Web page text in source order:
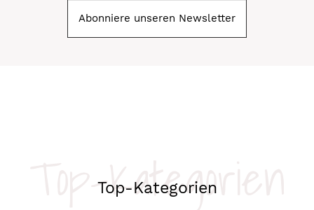
Abonniere unseren Newsletter
Top-Kategorien
Top-Kategorien